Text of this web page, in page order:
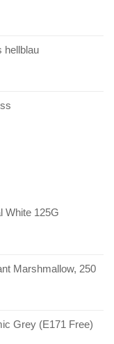
hellblau
White 125G
Marshmallow, 250
Grey (E171 Free)